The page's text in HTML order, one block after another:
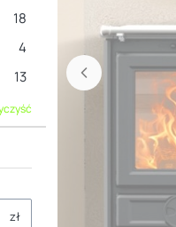
18
4
13
zł